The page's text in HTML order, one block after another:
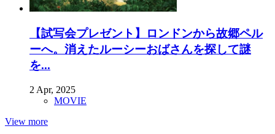
【試写会プレゼント】ロンドンから故郷ペル
ーへ。消えたルーシーおばさんを探して謎
を...
2 Apr, 2025
MOVIE
View more